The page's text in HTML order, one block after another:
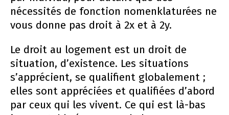
nécessités de fonction nomenklaturées ne
vous donne pas droit à 2x et à 2y.
Le droit au logement est un droit de
situation, d’existence. Les situations
s’apprécient, se qualifient globalement ;
elles sont appréciées et qualifiées d’abord
par ceux qui les vivent. Ce qui est là-bas